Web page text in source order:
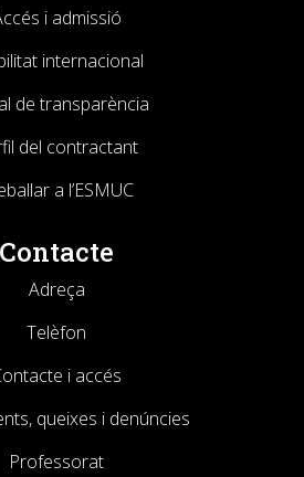
i admissió
internacional
de transparència
del contractant
a l’ESMUC
Contacte
Adreça
Telèfon
i accés
queixes i denúncies
Professorat